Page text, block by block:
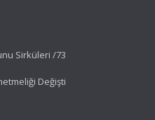
Sirküleri /73
Değişti